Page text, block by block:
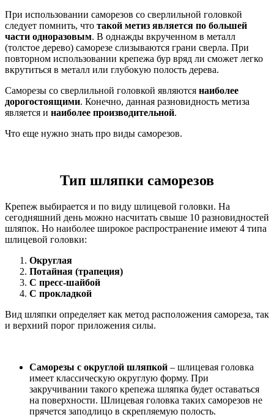
При использовании саморезов со сверлильной головкой
следует помнить, что такой метиз является по большей
части одноразовым. В однажды вкрученном в металл
(толстое дерево) саморезе слизываются грани сверла. При
повторном использовании крепежа бур вряд ли сможет легко
вкрутиться в металл или глубокую полость дерева.
Саморезы со сверлильной головкой являются наиболее
дорогостоящими. Конечно, данная разновидность метиза
является и наиболее производительной.
Что еще нужно знать про виды саморезов.
Тип шляпки саморезов
Крепеж выбирается и по виду шлицевой головки. На
сегодняшний день можно насчитать свыше 10 разновидностей
шляпок. Но наиболее широкое распространение имеют 4 типа
шлицевой головки:
Округлая
Потайная (трапеция)
С пресс-шайбой
С прокладкой
Вид шляпки определяет как метод расположения самореза, так
и верхний порог приложения силы.
Саморезы с округлой шляпкой – шлицевая головка
имеет классическую округлую форму. При
закручивании такого крепежа шляпка будет оставаться
на поверхности. Шлицевая головка таких саморезов не
прячется заподлицо в скрепляемую полость.